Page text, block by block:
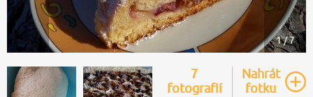
1 / 7
7
fotografií
Nahrát
fotku